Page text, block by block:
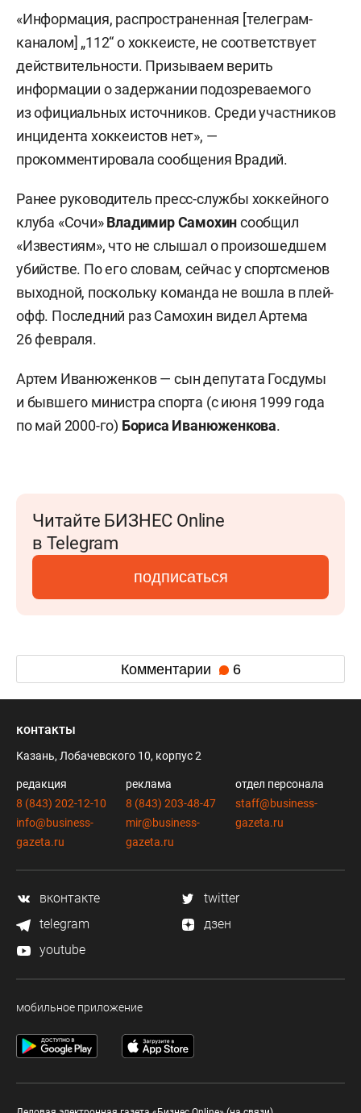
«Информация, распространенная [телеграм-
каналом] „112“ о хоккеисте, не соответствует
действительности. Призываем верить
информации о задержании подозреваемого
из официальных источников. Среди участников
инцидента хоккеистов нет», —
прокомментировала сообщения Врадий.
Ранее руководитель пресс-службы хоккейного
клуба «Сочи»Владимир Самохинсообщил
«Известиям», что не слышал о произошедшем
убийстве. По его словам, сейчас у спортсменов
выходной, поскольку команда не вошла в плей-
офф. Последний раз Самохин видел Артема
26 февраля.
Артем Иванюженков — сын депутата Госдумы
и бывшего министра спорта (с июня 1999 года
по май 2000-го) Бориса Иванюженкова.
Читайте БИЗНЕС Online
в Telegram
подписаться
Комментарии 6
контакты
Казань, Лобачевского 10, корпус 2
редакция
8 (843) 202-12-10
info@business-
gazeta.ru
реклама
8 (843) 203-48-47
mir@business-
gazeta.ru
отдел персонала
staff@business-
gazeta.ru
вконтакте
twitter
telegram
дзен
youtube
мобильное приложение